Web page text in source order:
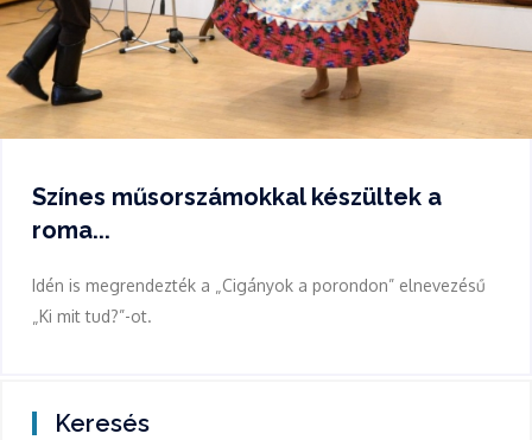
Színes műsorszámokkal készültek a
roma...
Idén is megrendezték a „Cigányok a porondon” elnevezésű
„Ki mit tud?”-ot.
Keresés